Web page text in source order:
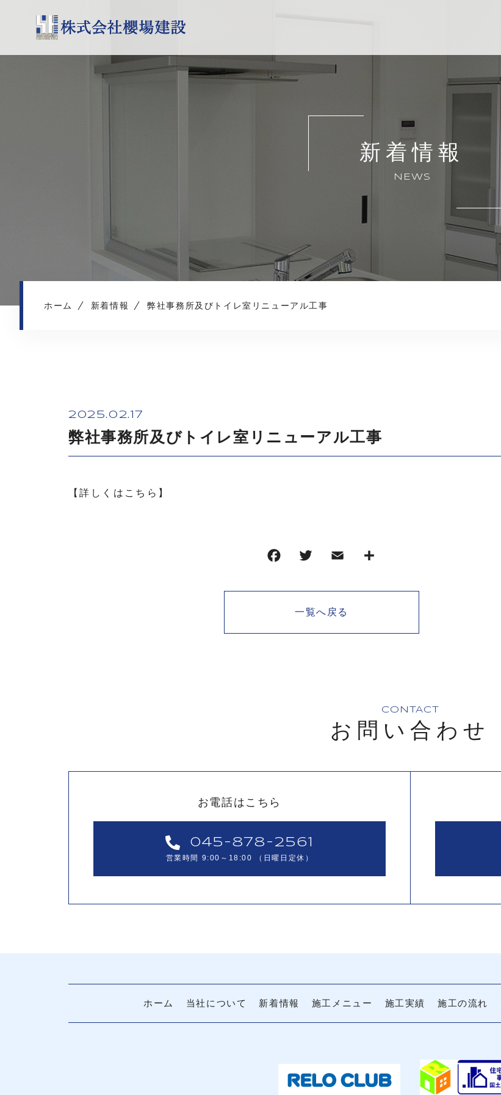
新着情報
NEWS
ホーム 新着情報 弊社事務所及びトイレ室リニューアル工事
2025.02.17
弊社事務所及びトイレ室リニューアル工事
【詳しくはこちら】
一覧へ戻る
CONTACT
お問い合わせ
お電話はこちら
045-878-2561
営業時間 9:00～18:00 （日曜日定休）
ホーム 当社について 新着情報 施工メニュー 施工実績 施工の流れ